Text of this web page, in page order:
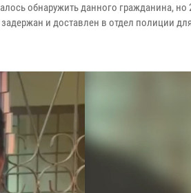
обнаружить данного гражданина, но
и доставлен в отдел полиции для